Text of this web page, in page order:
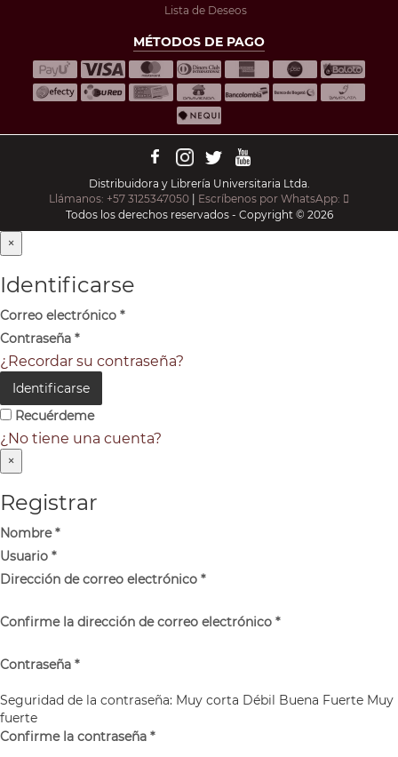
Lista de Deseos
MÉTODOS DE PAGO
Distribuidora y Librería Universitaria Ltda.
Llámanos: +57 3125347050 | Escríbenos por WhatsApp:
Todos los derechos reservados - Copyright © 2026
×
Identificarse
Correo electrónico *
Contraseña *
¿Recordar su contraseña?
Identificarse
Recuérdeme
¿No tiene una cuenta?
×
Registrar
Nombre*
Usuario *
Dirección de correo electrónico *
Confirme la dirección de correo electrónico *
Contraseña *
Seguridad de la contraseña: Muy corta Débil Buena Fuerte Muy
fuerte
Confirme la contraseña *